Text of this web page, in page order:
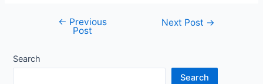
navigation
← Previous
Post
Next Post →
Search
Search